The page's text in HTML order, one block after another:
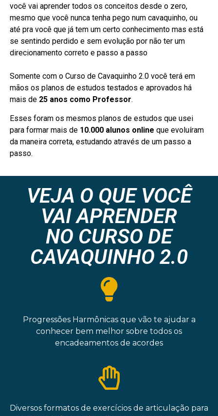
você vai aprender todos os conceitos desde o zero,
mesmo que você nunca tenha pego num cavaquinho, ou
até pra você que já tem um certo conhecimento mas está
se sentindo perdido e sem evolução por não ter um
direcionamento correto e passo a passo
Somente com o Curso de Cavaquinho 2.0 você terá em
mãos os planos de estudos testados e aprovados há
mais de 25 anos como Professor.
Esses foram os mesmos planos de estudos que usei
para formar mais de 10.000 alunos online que evoluíram
da maneira correta, estudando através de um passo a
passo.
VEJA O QUE VOCÊ
VAI APRENDER
NO CURSO DE
CAVAQUINHO 2.0
Progressões Harmônicas que vão te ajudar a
conhecer bem melhor sobre todos os
encadeamentos de acordes
Diversos formatos de exercícios de articulação para